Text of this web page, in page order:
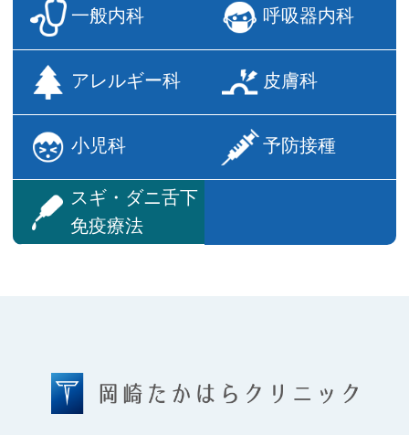
一般内科 呼吸器内科
アレルギー科 皮膚科
小児科 予防接種
スギ・ダニ舌下
免疫療法